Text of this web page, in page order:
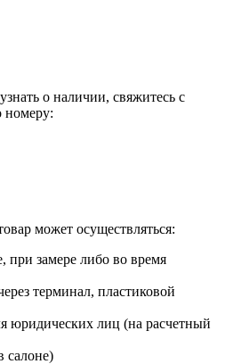
о наличии, свяжитесь с
номеру:
может осуществляться:
замере либо во время
терминал, пластиковой
юридических лиц (на расчетный
салоне)